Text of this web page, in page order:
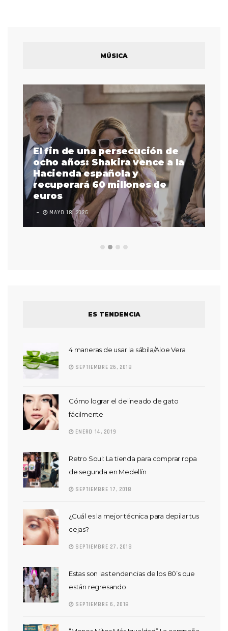
MÚSICA
El fin de una persecución de
ocho años: Shakira vence a la
Hacienda española y
recuperará 60 millones de
euros
MAYO 18, 2026
ES TENDENCIA
4 maneras de usar la sábila/Aloe Vera
SEPTIEMBRE 26, 2018
Cómo lograr el delineado de gato
fácilmente
ENERO 14, 2019
Retro Soul: La tienda para comprar ropa
de segunda en Medellín
SEPTIEMBRE 17, 2018
¿Cuál es la mejor técnica para depilar tus
cejas?
SEPTIEMBRE 27, 2018
Estas son las tendencias de los 80’s que
están regresando
SEPTIEMBRE 6, 2018